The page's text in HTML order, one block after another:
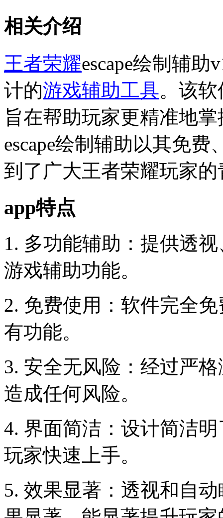
相关介绍
王者荣耀escape绘制辅
计的游戏辅助工具。该
旨在帮助玩家更精准地
escape绘制辅助以其免
到了广大王者荣耀玩家的
app特点
1. 多功能辅助：提供透
游戏辅助功能。
2. 免费使用：软件完全
有功能。
3. 安全无风险：经过严
造成任何风险。
4. 界面简洁：设计简洁
玩家快速上手。
5. 效果显著：透视和自